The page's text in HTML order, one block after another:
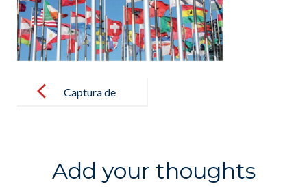
navigationCaptura de
Add your thoughts